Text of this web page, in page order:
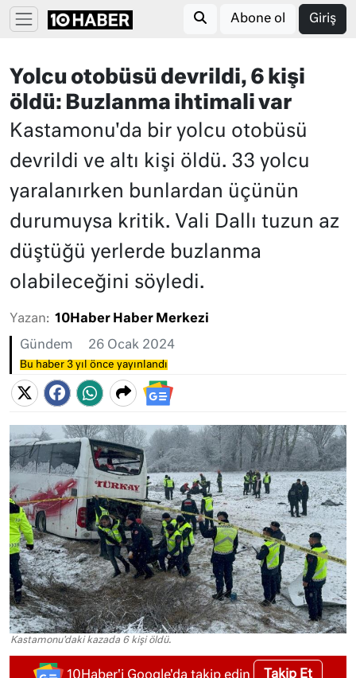
Abone ol Giriş
Yolcu otobüsü devrildi, 6 kişi
öldü: Buzlanma ihtimali var
Kastamonu'da bir yolcu otobüsü
devrildi ve altı kişi öldü. 33 yolcu
yaralanırken bunlardan üçünün
durumuysa kritik. Vali Dallı tuzun az
düştüğü yerlerde buzlanma
olabileceğini söyledi.
Yazan: 10Haber Haber Merkezi
Gündem 26 Ocak 2024
Bu haber 3 yıl önce yayınlandı
Kastamonu'daki kazada 6 kişi öldü.
10Haber'i Google'da takip edin Takip Et